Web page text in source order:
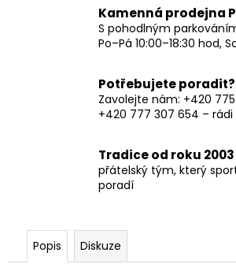
Kamenná prodejna
S pohodlným
Po–Pá 10:00–18:30 hod,
Potřebujete poradit?
Zavolejte nám: +420
+420 777 307 654 –
Tradice od roku 2003
přátelský tým, který
poradí
Popis Diskuze